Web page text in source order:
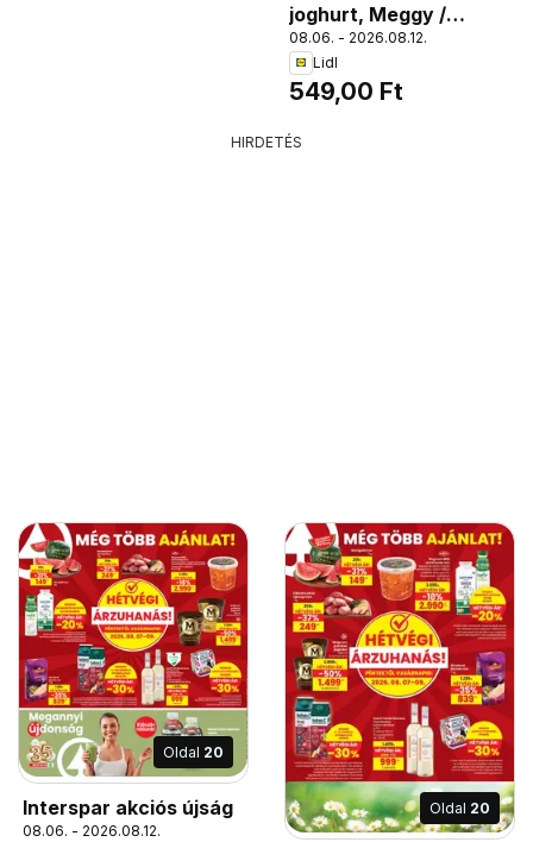
joghurt, Meggy /
vegyesgyümölcs /,
eper-áfonya, 4 x 120 g;
1 kg = 1144 Ft
08.06. - 2026.08.12.
Lidl
549,00 Ft
HIRDETÉS
Oldal 20
Interspar akciós újság
08.06. - 2026.08.12.
Oldal 20